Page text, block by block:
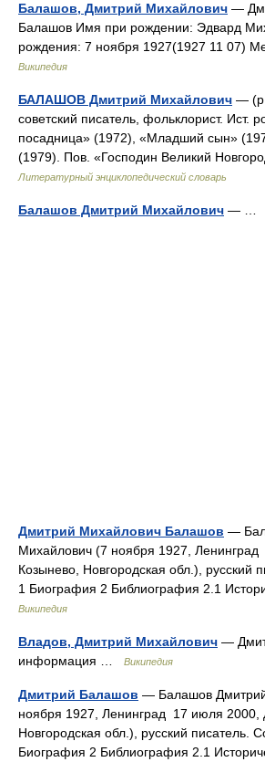
Балашов, Дмитрий Михайлович —
Балашов Имя при рождении: Эдвард
рождения: 7 ноября 1927(1927 11 07)
Википедия
БАЛАШОВ Дмитрий Михайлович — (р.
советский писатель, фольклорист. Ист.
посадница» (1972), «Младший сын»
(1979). Пов. «Господин Великий
Литературный энциклопедический словарь
Балашов Дмитрий Михайлович — …
Дмитрий Михайлович Балашов —
Михайлович (7 ноября 1927,
Козынево, Новгородская обл.), русский
1 Биография 2 Библиография 2.1
Википедия
Владов, Дмитрий Михайлович —
информация …
Википедия
Дмитрий Балашов — Балашов
ноября 1927, Ленинград 17 июля 2000,
Новгородская обл.), русский писатель.
Биография 2 Библиография 2.1